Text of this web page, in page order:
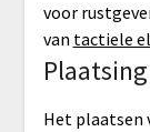
voor
van tactiele
Het plaatsen